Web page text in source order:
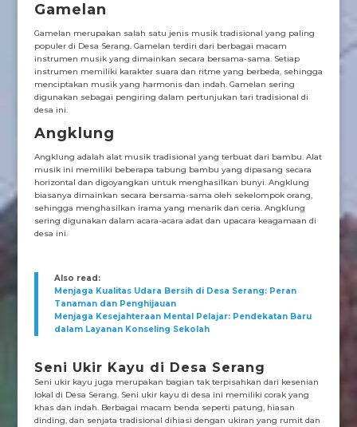
Gamelan
Gamelan merupakan salah satu jenis musik tradisional yang paling
populer di Desa Serang. Gamelan terdiri dari berbagai macam
instrumen musik yang dimainkan secara bersama-sama. Setiap
instrumen memiliki karakter suara dan ritme yang berbeda, sehingga
menciptakan musik yang harmonis dan indah. Gamelan sering
digunakan sebagai pengiring dalam pertunjukan tari tradisional di
desa ini.
Angklung
Angklung adalah alat musik tradisional yang terbuat dari bambu. Alat
musik ini memiliki beberapa tabung bambu yang dipasang secara
horizontal dan digoyangkan untuk menghasilkan bunyi. Angklung
biasanya dimainkan secara bersama-sama oleh sekelompok orang,
sehingga menghasilkan irama yang menarik dan ceria. Angklung
sering digunakan dalam acara-acara adat dan upacara keagamaan di
desa ini.
Also read:
Menjaga Kualitas Udara Bersih di Desa Serang: Peran
Tanaman dan Penghijauan
Menjaga Kesejahteraan Mental Pelajar: Pendekatan Baru
dalam Layanan Konseling Sekolah
Seni Ukir Kayu di Desa Serang
Seni ukir kayu juga merupakan bagian tak terpisahkan dari kesenian
lokal di Desa Serang. Seni ukir kayu di desa ini memiliki corak yang
khas dan indah. Berbagai macam benda seperti patung, hiasan
dinding, dan senjata tradisional dihiasi dengan ukiran yang rumit dan